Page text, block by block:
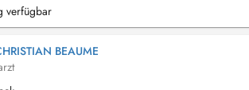
verfügbar
BEAUME